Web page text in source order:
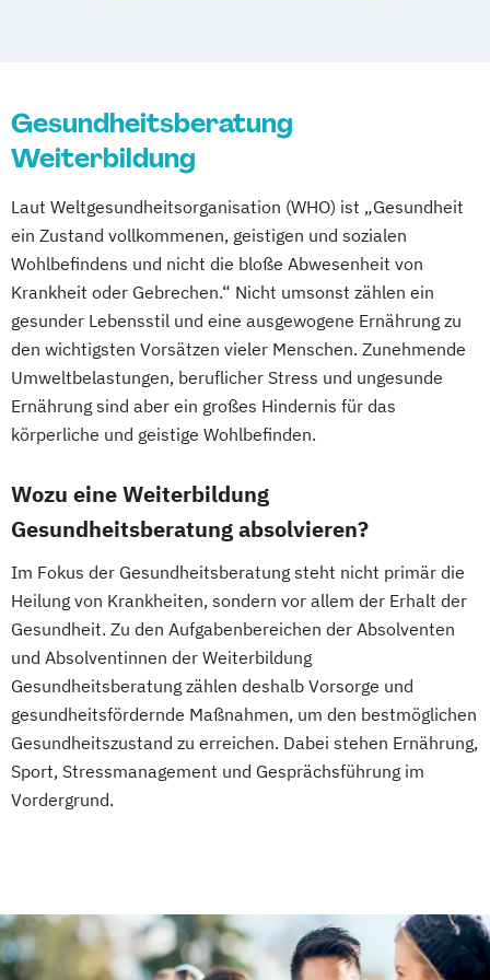
Ernährungsberater für Sportler A-Lizenz
(inkl. Ernährung C-Lizenz und
Ernährungsberater für Sportler)
Ernährungsberater für vegane Ernährung
Ernährungsberater für vegetarische
Ernährung
Ernährungsberater/in A-Lizenz
Ernährungsberater/in B-Lizenz
Ernährungsfachwirt/in
Fachberater für Nahrungsergänzungsmittel
Gesundheitsmanagement
Fachtrainer/in für Sportrehabilitation
Fachwirt/in für Prävention und
Gesundheitsförderung (IHK)
Fachwirt/in im Gesundheits- und
Sozialwesen (IHK)
Food Coach
Ganzheitlicher Ernährungsberater
Geprüfter Ernährungsfachwirt
Geprüfter Fachwirt für Prävention und
Gesundheitsförderung (IHK)
Heilpraktiker - Vorbereitung auf die
amtsärztliche Überprüfung
Stuttgart Trier Tübingen
Villingen-Schwenningen
Gesundheitsberatung
Weiterbildung
Laut Weltgesundheitsorganisation (WHO) ist „Gesundheit
ein Zustand vollkommenen, geistigen und sozialen
Wohlbefindens und nicht die bloße Abwesenheit von
Krankheit oder Gebrechen.“ Nicht umsonst zählen ein
gesunder Lebensstil und eine ausgewogene Ernährung zu
den wichtigsten Vorsätzen vieler Menschen. Zunehmende
Umweltbelastungen, beruflicher Stress und ungesunde
Ernährung sind aber ein großes Hindernis für das
körperliche und geistige Wohlbefinden.
Wozu eine Weiterbildung
Gesundheitsberatung absolvieren?
Im Fokus der Gesundheitsberatung steht nicht primär die
Heilung von Krankheiten, sondern vor allem der Erhalt der
Gesundheit. Zu den Aufgabenbereichen der Absolventen
und Absolventinnen der Weiterbildung
Gesundheitsberatung zählen deshalb Vorsorge und
gesundheitsfördernde Maßnahmen, um den bestmöglichen
Gesundheitszustand zu erreichen. Dabei stehen Ernährung,
Sport, Stressmanagement und Gesprächsführung im
Vordergrund.